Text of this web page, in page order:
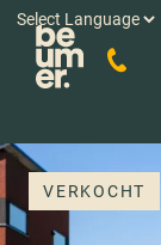
VERKOCHT